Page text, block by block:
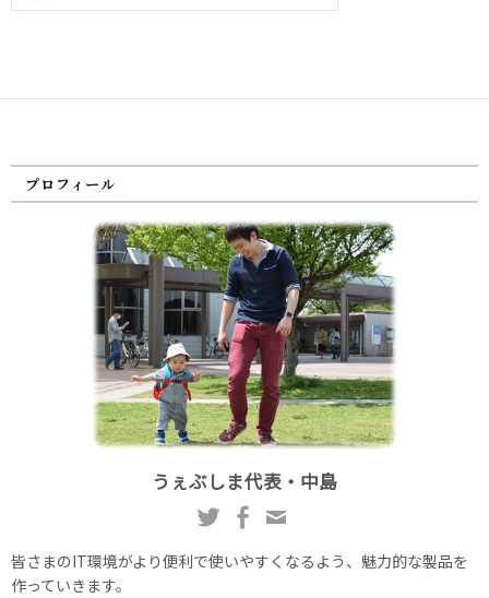
プロフィール
うぇぶしま代表・中島
皆さまのIT環境がより便利で使いやすくなるよう、魅力的な製品を
作っていきます。